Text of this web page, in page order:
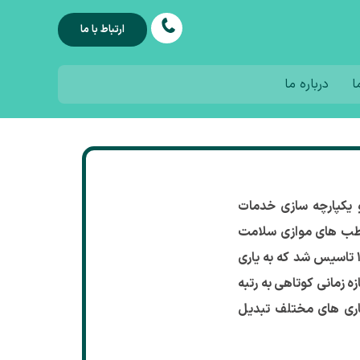
ارتباط با ما
درباره ما
سازی خدمات
های موازی سلامت
مانند طب سنتی و طب اسلامی در سال ۱۳۹۵ تاسیس شد که به یاری
زمانی کوتاهی به رتبه
های مختلف تبدیل